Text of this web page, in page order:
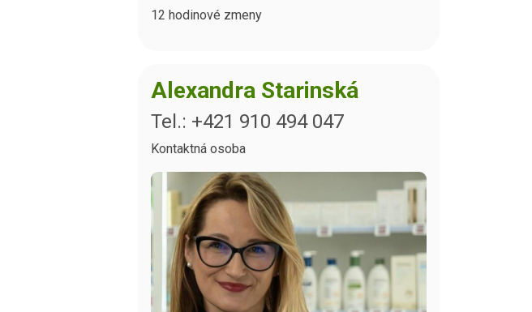
12 hodinové zmeny
Alexandra Starinská
Tel.: +421 910 494 047
Kontaktná osoba